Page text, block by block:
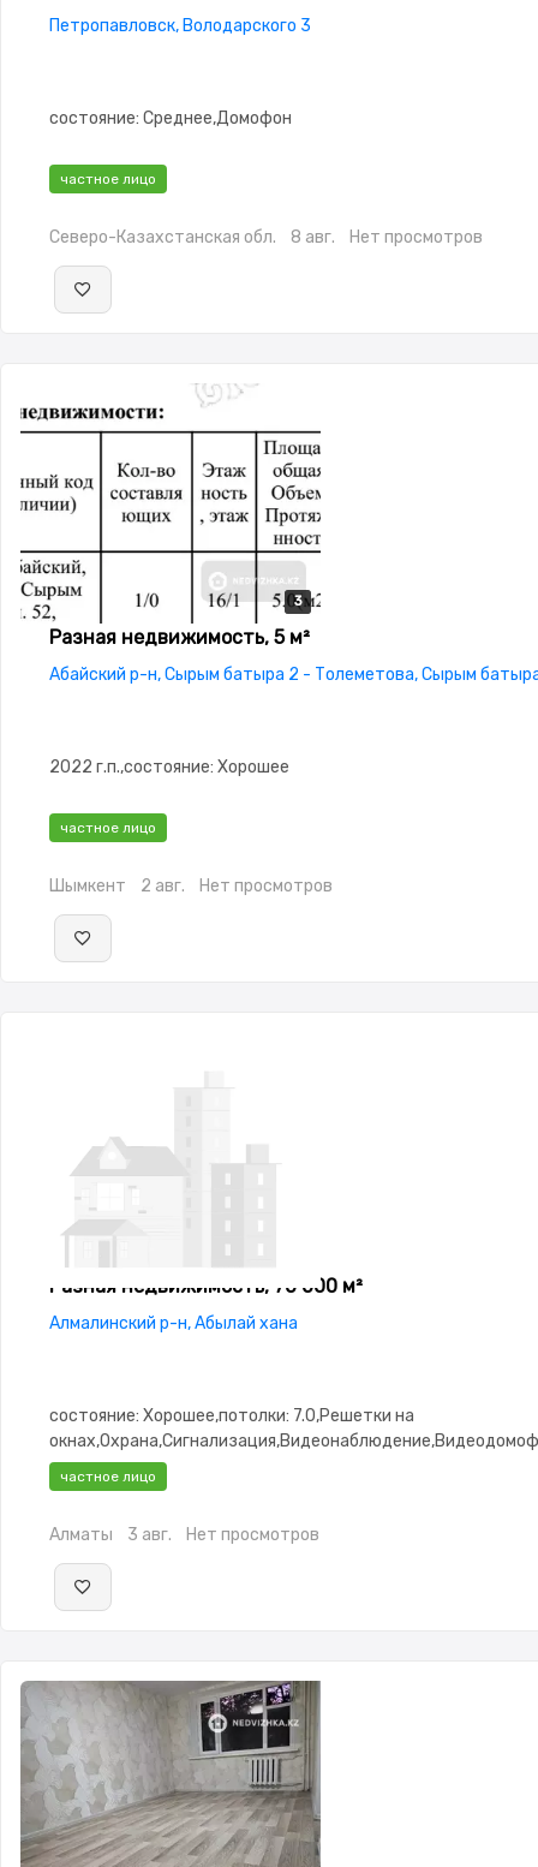
Петропавловск, Володарского 3
состояние: Среднее,Домофон
частное лицо
Северо-Казахстанская обл. 8 авг. Нет просмотров
3
3
3
Разная недвижимость, 5 м²
Абайский р-н, Сырым батыра 2 - Толеметова, Сырым
2022 г.п.,состояние: Хорошее
частное лицо
Шымкент 2 авг. Нет просмотров
Разная недвижимость, 70 000 м²
Алмалинский р-н, Абылай хана
состояние: Хорошее,потолки: 7.0,Решетки на
частное лицо
Алматы 3 авг. Нет просмотров